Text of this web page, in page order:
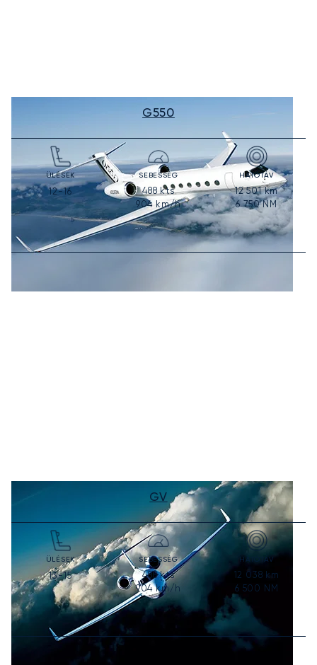
G550
ÜLÉSEK
12-16
SEBESSÉG
488 kts
904 km/h
HATÓTÁV
12 501km
6 750NM
GV
ÜLÉSEK
13-15
SEBESSÉG
488kts
904km/h
HATÓTÁV
12 038 km
6 500 NM